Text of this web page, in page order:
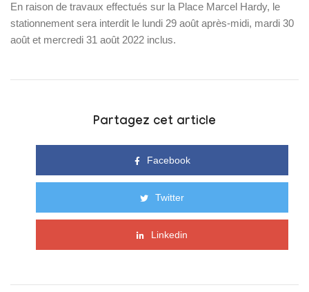
En raison de travaux effectués sur la Place Marcel Hardy, le
stationnement sera interdit le lundi 29 août après-midi, mardi 30
août et mercredi 31 août 2022 inclus.
Partagez cet article
Facebook
Twitter
Linkedin